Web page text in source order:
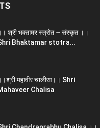
।। श्री भक्तामर स्त्रोत – संस्कृत ।।
Bhaktamar stotra...
।।श्री महावीर चालीसा।। Shri
Chalisa